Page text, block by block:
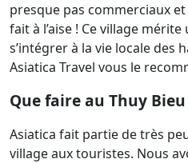
presque pas commerciaux
fait à l’aise ! Ce village
s’intégrer à la vie locale des
Asiatica Travel vous le
Que faire au Thuy Bieu
Asiatica fait partie de très
village aux touristes. Nous